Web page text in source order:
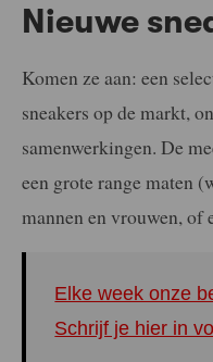
Nieuwe
Komen ze aan: een
sneakers op de markt,
samenwerkingen. De
een grote range maten
mannen en vrouwen,
Elke week onze
Schrijf je hier in